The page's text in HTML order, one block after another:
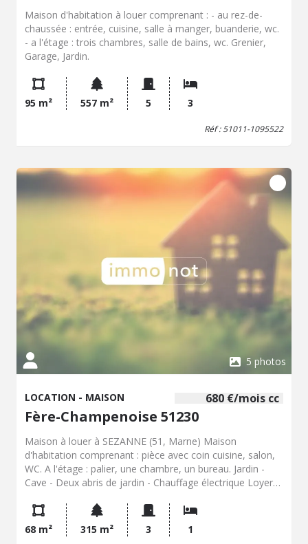
Maison d'habitation à louer comprenant : - au rez-de-
chaussée : entrée, cuisine, salle à manger, buanderie, wc.
- a l'étage : trois chambres, salle de bains, wc. Grenier,
Garage, Jardin.
95 m² 557 m² 5 3
Réf : 51011-1095522
5 photos
680 €/mois cc
LOCATION - MAISON
Fère-Champenoise 51230
Maison à louer à SEZANNE (51, Marne) Maison
d'habitation comprenant : pièce avec coin cuisine, salon,
WC. A l'étage : palier, une chambre, un bureau. Jardin -
Cave - Deux abris de jardin - Chauffage électrique Loyer
garantie, Hon. charge locataire : 340,00 € TTC Classe
énergie : B - Classe climat : A - Montant estimé des
dépenses annuelles d'énergie : 670€ à 940€ (base 2021).
68 m² 315 m² 3 1